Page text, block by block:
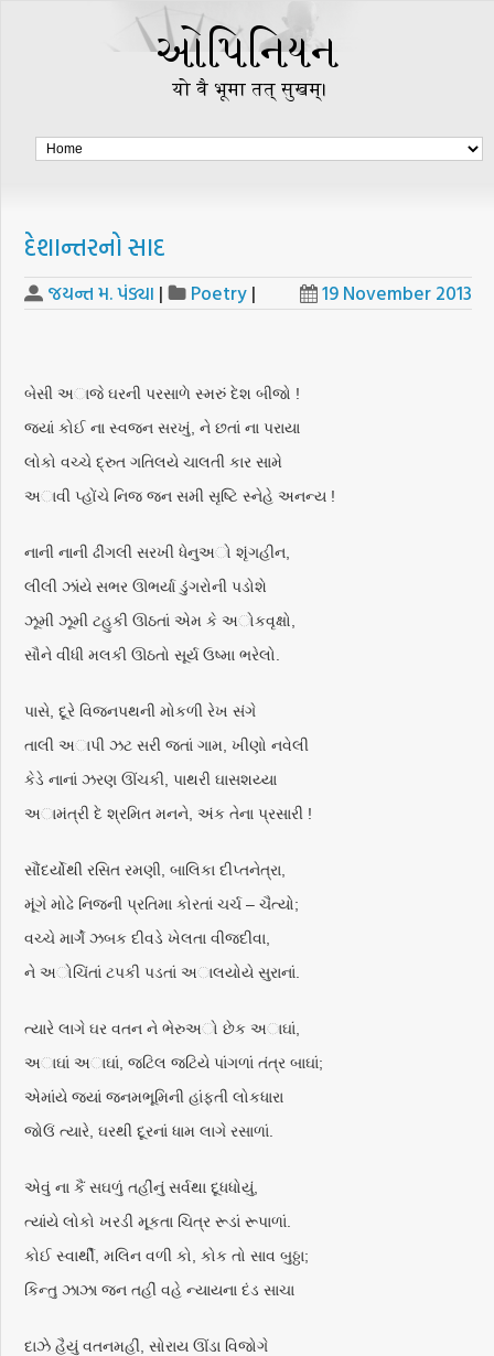
દેશાન્તરનો સાદ
જયન્ત મ. પંડ્યા | Poetry | 19 November 2013
બેસી અાજે ઘરની પરસાળે સ્મરું દેશ બીજો !
જ્યાં કોઈ ના સ્વજન સરખું, ને છતાં ના પરાયા
લોકો વચ્ચે દ્રુત ગતિલયે ચાલતી કાર સામે
અાવી પ્હોંચે નિજ જન સમી સૃષ્ટિ સ્નેહે અનન્ય !
નાની નાની ઢીંગલી સરખી ધેનુઅો શૃંગહીન,
લીલી ઝાંયે સભર ઊભર્યા ડુંગરોની પડોશે
ઝૂમી ઝૂમી ટહુકી ઊઠતાં એમ કે અોકવૃક્ષો,
સૌને વીંધી મલકી ઊઠતો સૂર્ય ઉષ્મા ભરેલો.
પાસે, દૂરે વિજનપથની મોકળી રેખ સંગે
તાલી અાપી ઝટ સરી જતાં ગામ, ખીણો નવેલી
કેડે નાનાં ઝરણ ઊંચકી, પાથરી ઘાસશય્યા
અામંત્રી દે શ્રમિત મનને, અંક તેના પ્રસારી !
સૌંદર્યોથી રસિત રમણી, બાલિકા દીપ્તનેત્રા,
મૂંગે મોઢે નિજની પ્રતિમા કોરતાં ચર્ચ – ચૈત્યો;
વચ્ચે માર્ગે ઝબક દીવડે ખેલતા વીજદીવા,
ને અોચિંતાં ટપકી પડતાં અાલયોયે સુરાનાં.
ત્યારે લાગે ઘર વતન ને ભેરુઅો છેક અાઘાં,
અાઘાં અાઘાં, જટિલ જટિયે પાંગળાં તંત્ર બાઘાં;
એમાંયે જ્યાં જનમભૂમિની હાંફતી લોકધારા
જોઉં ત્યારે, ઘરથી દૂરનાં ધામ લાગે રસાળાં.
એવું ના કૈં સઘળું તહીંનું સર્વથા દૂધધોયું,
ત્યાંયે લોકો ખરડી મૂકતા ચિત્ર રૂડાં રૂપાળાં.
કોઈ સ્વાર્થી, મલિન વળી કો, કોક તો સાવ બુઠ્ઠા;
કિન્તુ ઝાઝા જન તહીં વહે ન્યાયના દંડ સાચા
દાઝે હૈયું વતનમહીં, સોરાય ઊંડા વિજોગે